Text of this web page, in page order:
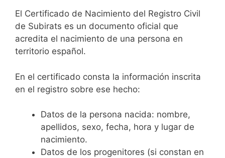
El Certificado de Nacimiento del Registro Civil
de Subirats es un documento oficial que
acredita el nacimiento de una persona en
territorio español.
En el certificado consta la información inscrita
en el registro sobre ese hecho:
Datos de la persona nacida: nombre,
apellidos, sexo, fecha, hora y lugar de
nacimiento.
Datos de los progenitores (si constan en